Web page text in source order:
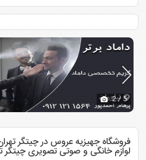
2/ 5
فروشگاه جهیزیه عروس در چیتگر
لوازم خانگی و صوتی تصویری چیتگر